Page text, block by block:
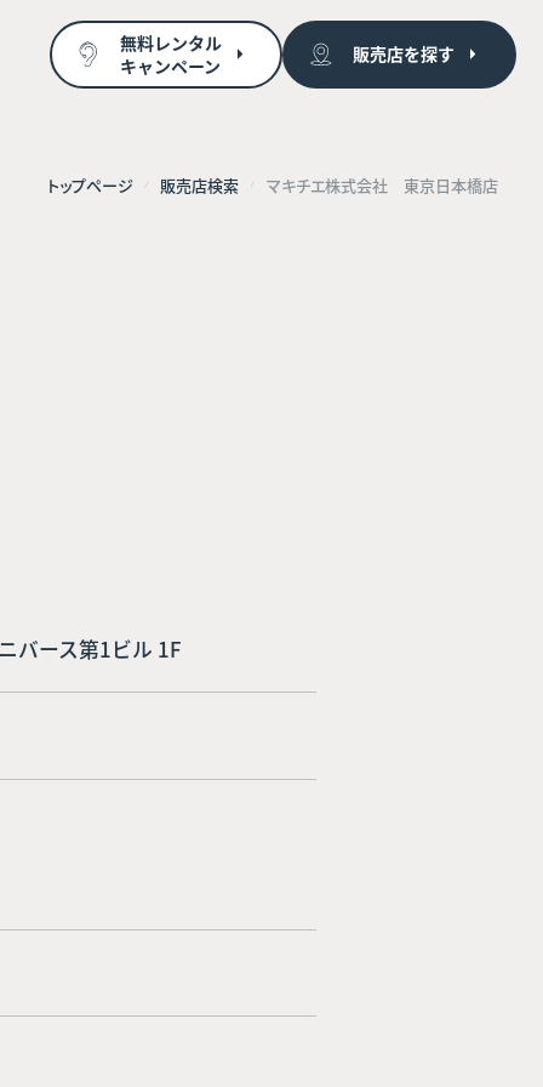
無料レンタル
キャンペーン
販売店を探す
トップページ 販売店検索 マキチエ株式会社 東京日本橋店
バース第1ビル 1F